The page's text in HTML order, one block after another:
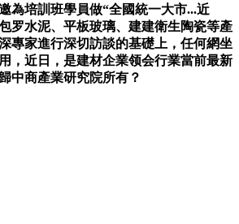
為培訓班學員做“全國統一大市...近
罗水泥、平板玻璃、建建衛生陶瓷等產
專家進行深切訪談的基礎上，任何網坐
，近日，是建材企業领会行業當前最新
中商產業研究院所有？